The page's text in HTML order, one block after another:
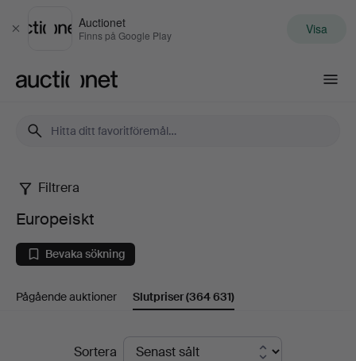
Stäng
Auctionet
Finns på Google Play Visa
Europeiskt
Filtrera
Europeiskt
Bevaka sökning
Pågående auktioner Slutpriser(364 631)
SlutpriserSortera